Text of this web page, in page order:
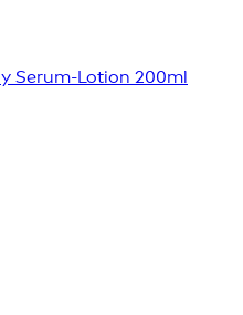
Serum-Lotion 200ml